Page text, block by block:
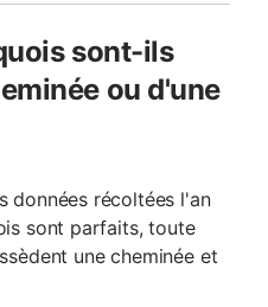
sont-ils
ou d'une
données récoltées l'an
sont parfaits, toute
une cheminée et